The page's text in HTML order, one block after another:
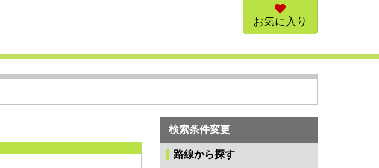
お気に入り
検索条件変更
路線から探す